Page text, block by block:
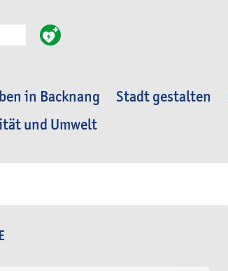
in Backnang Stadt gestalten
und Umwelt